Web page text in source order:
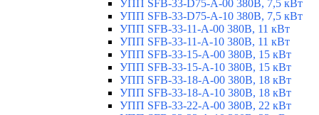
УПП SFB-33-D75-A-00 380В, 7,5 кВт
УПП SFB-33-D75-A-10 380В, 7,5 кВт
УПП SFB-33-11-A-00 380В, 11 кВт
УПП SFB-33-11-A-10 380В, 11 кВт
УПП SFB-33-15-A-00 380В, 15 кВт
УПП SFB-33-15-A-10 380В, 15 кВт
УПП SFB-33-18-A-00 380В, 18 кВт
УПП SFB-33-18-A-10 380В, 18 кВт
УПП SFB-33-22-A-00 380В, 22 кВт